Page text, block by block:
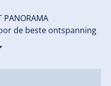
PANORAMA
de beste ontspanning
IN HUIS ... laat uw lichaam
komen. De